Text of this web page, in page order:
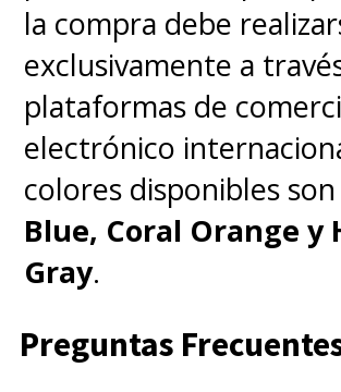
la compra debe
exclusivamente a
plataformas de
electrónico
colores disponibles son
Blue, Coral Orange y
Gray.
Preguntas